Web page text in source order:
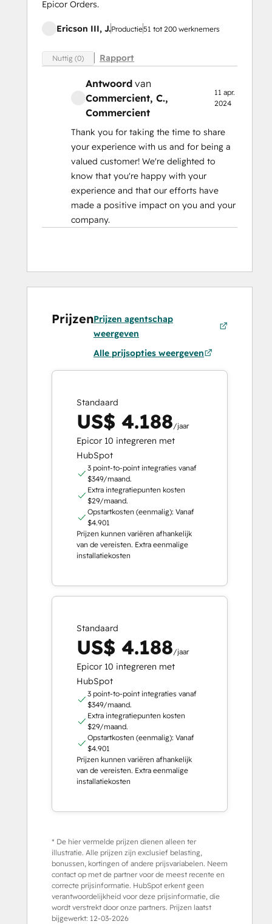
Epicor Orders.
Ericson III, J.Productie51 tot 200 werknemers
Nuttig (0) Rapport
Antwoord van
Commercient, C.,
Commercient
11 apr.
2024
Thank you for taking the time to share
your experience with us and for being a
valued customer! We're delighted to
know that you're happy with your
experience and that our efforts have
made a positive impact on you and your
company.
PrijzenPrijzen agentschap
weergeven
Alle prijsopties weergeven
Standaard
US$ 4.188/jaar
Epicor 10 integreren met
HubSpot
3 point-to-point integraties vanaf
$349/maand.
Extra integratiepunten kosten
$29/maand.
Opstartkosten (eenmalig): Vanaf
$4.901
Prijzen kunnen variëren afhankelijk
van de vereisten. Extra eenmalige
installatiekosten
Standaard
US$ 4.188/jaar
Epicor 10 integreren met
HubSpot
3 point-to-point integraties vanaf
$349/maand.
Extra integratiepunten kosten
$29/maand.
Opstartkosten (eenmalig): Vanaf
$4.901
Prijzen kunnen variëren afhankelijk
van de vereisten. Extra eenmalige
installatiekosten
* De hier vermelde prijzen dienen alleen ter
illustratie. Alle prijzen zijn exclusief belasting,
bonussen, kortingen of andere prijsvariabelen. Neem
contact op met de partner voor de meest recente en
correcte prijsinformatie. HubSpot erkent geen
verantwoordelijkheid voor deze prijsinformatie, die
wordt verstrekt door onze partners. Prijzen laatst
bijgewerkt: 12-03-2026